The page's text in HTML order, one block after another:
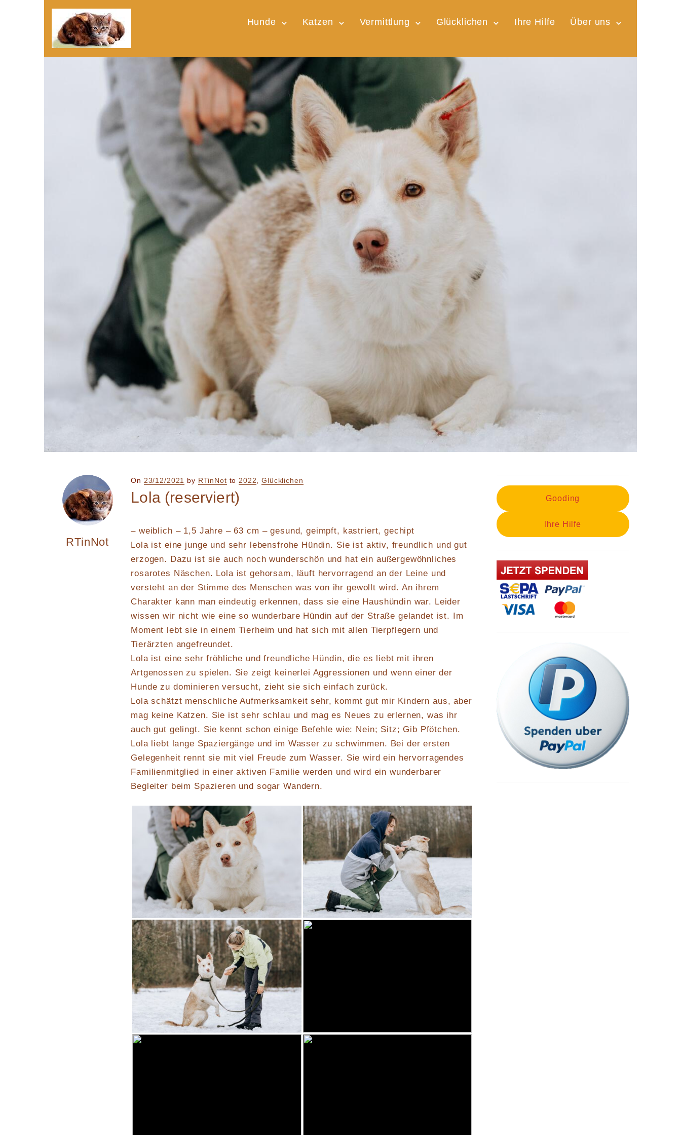
Hunde Katzen Vermittlung Glücklichen Ihre Hilfe Über uns
RTinNot
On Posted
on
23/12/2021 by RTinNot to 2022 ,Glücklichen
Lola (reserviert)
– weiblich – 1,5 Jahre – 63 cm – gesund, geimpft, kastriert, gechipt
Lola ist eine junge und sehr lebensfrohe Hündin. Sie ist aktiv, freundlich und gut
erzogen. Dazu ist sie auch noch wunderschön und hat ein außergewöhnliches
rosarotes Näschen. Lola ist gehorsam, läuft hervorragend an der Leine und
versteht an der Stimme des Menschen was von ihr gewollt wird. An ihrem
Charakter kann man eindeutig erkennen, dass sie eine Haushündin war. Leider
wissen wir nicht wie eine so wunderbare Hündin auf der Straße gelandet ist. Im
Moment lebt sie in einem Tierheim und hat sich mit allen Tierpflegern und
Tierärzten angefreundet.
Lola ist eine sehr fröhliche und freundliche Hündin, die es liebt mit ihren
Artgenossen zu spielen. Sie zeigt keinerlei Aggressionen und wenn einer der
Hunde zu dominieren versucht, zieht sie sich einfach zurück.
Lola schätzt menschliche Aufmerksamkeit sehr, kommt gut mir Kindern aus, aber
mag keine Katzen. Sie ist sehr schlau und mag es Neues zu erlernen, was ihr
auch gut gelingt. Sie kennt schon einige Befehle wie: Nein; Sitz; Gib Pfötchen.
Lola liebt lange Spaziergänge und im Wasser zu schwimmen. Bei der ersten
Gelegenheit rennt sie mit viel Freude zum Wasser. Sie wird ein hervorragendes
Familienmitglied in einer aktiven Familie werden und wird ein wunderbarer
Begleiter beim Spazieren und sogar Wandern.
Gooding
Ihre Hilfe